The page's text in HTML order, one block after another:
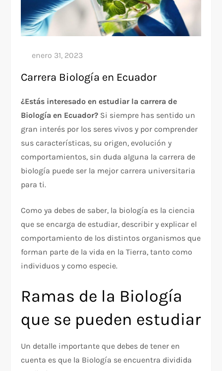
Carrera Biología en Ecuador
¿Estás interesado en estudiar la carrera de
Biología en Ecuador? Si siempre has sentido un
gran interés por los seres vivos y por comprender
sus características, su origen, evolución y
comportamientos, sin duda alguna la carrera de
biología puede ser la mejor carrera universitaria
para ti.
Como ya debes de saber, la biología es la ciencia
que se encarga de estudiar, describir y explicar el
comportamiento de los distintos organismos que
forman parte de la vida en la Tierra, tanto como
individuos y como especie.
Ramas de la Biología
que se pueden estudiar
Un detalle importante que debes de tener en
cuenta es que la Biología se encuentra dividida